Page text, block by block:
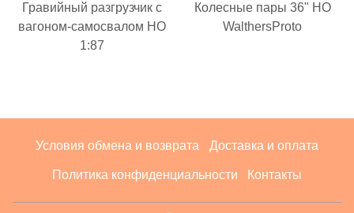
Гравийный разгрузчик с
вагоном-самосвалом НО
1:87
Колесные пары 36" HO
WalthersProto
Условия обмена и возврата Доставка и оплата
Политика конфиденциальности Контакты